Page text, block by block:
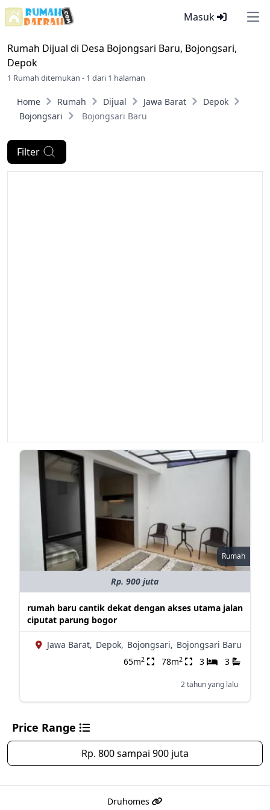
Masuk
Rumah Dijual di Desa Bojongsari Baru, Bojongsari,
Depok
1 Rumah ditemukan - 1 dari 1 halaman
Home Rumah Dijual Jawa Barat
Depok
Bojongsari
Bojongsari Baru
Filter
Rumah
Rp. 900 juta
rumah baru cantik dekat dengan akses utama jalan
ciputat parung bogor
Jawa Barat, Depok, Bojongsari, Bojongsari Baru
65m2 78m2 3 3
2 tahun yang lalu
Price Range
Rp. 800 sampai 900 juta
Druhomes